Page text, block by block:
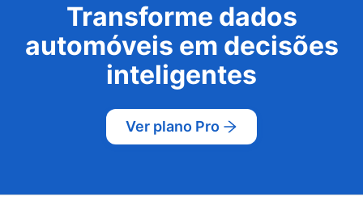
Transforme dados
automóveis em decisões
inteligentes
Ver plano Pro